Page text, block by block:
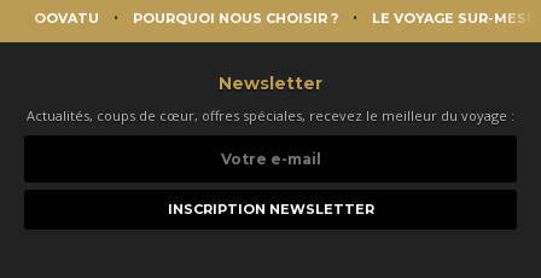
OOVATU POURQUOI NOUS CHOISIR ? LE VOYAGE SUR-
Newsletter
Actualités, coups de cœur, offres spéciales, recevez le meilleur du voyage :
e-